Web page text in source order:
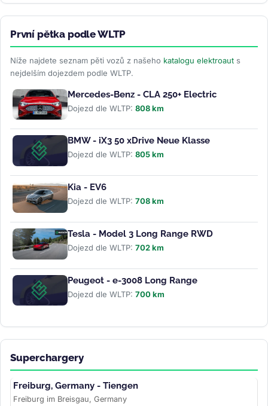
První pětka podle WLTP
Níže najdete seznam pěti vozů z našeho katalogu elektroaut s
nejdelším dojezdem podle WLTP.
Mercedes-Benz - CLA 250+ Electric
Dojezd dle WLTP: 808 km
BMW - iX3 50 xDrive Neue Klasse
Dojezd dle WLTP: 805 km
Kia - EV6
Dojezd dle WLTP: 708 km
Tesla - Model 3 Long Range RWD
Dojezd dle WLTP: 702 km
Peugeot - e-3008 Long Range
Dojezd dle WLTP: 700 km
Superchargery
Freiburg, Germany - Tiengen
Freiburg im Breisgau, Germany